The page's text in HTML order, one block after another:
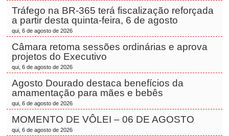
Tráfego na BR-365 terá fiscalização reforçada
a partir desta quinta-feira, 6 de agosto
qui, 6 de agosto de 2026
Câmara retoma sessões ordinárias e aprova
projetos do Executivo
qui, 6 de agosto de 2026
Agosto Dourado destaca benefícios da
amamentação para mães e bebês
qui, 6 de agosto de 2026
MOMENTO DE VÔLEI – 06 DE AGOSTO
qui, 6 de agosto de 2026